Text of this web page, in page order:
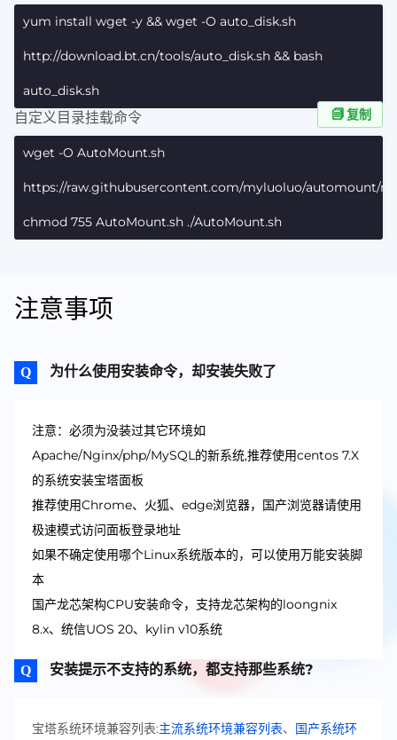
yum install wget -y && wget -O auto_disk.sh
http://download.bt.cn/tools/auto_disk.sh && bash
auto_disk.sh
自定义目录挂载命令
wget -O AutoMount.sh
https://raw.githubusercontent.com/myluoluo/automount/
chmod 755 AutoMount.sh ./AutoMount.sh
复制
注意事项
为什么使用安装命令，却安装失败了
注意：必须为没装过其它环境如
Apache/Nginx/php/MySQL的新系统,推荐使用centos 7.X
的系统安装宝塔面板
推荐使用Chrome、火狐、edge浏览器，国产浏览器请使用
极速模式访问面板登录地址
如果不确定使用哪个Linux系统版本的，可以使用万能安装脚
本
国产龙芯架构CPU安装命令，支持龙芯架构的loongnix
8.x、统信UOS 20、kylin v10系统
安装提示不支持的系统，都支持那些系统?
宝塔系统环境兼容列表:主流系统环境兼容列表、 国产系统环